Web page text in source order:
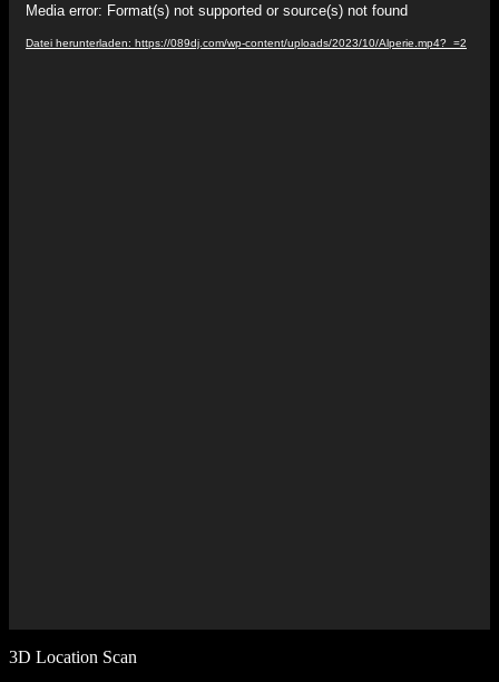
Player
Media error: Format(s) not supported or source(s) not found
Datei herunterladen: https://089dj.com/wp-content/uploads/2023/10/Alperie.mp4?_=2
3D Location Scan